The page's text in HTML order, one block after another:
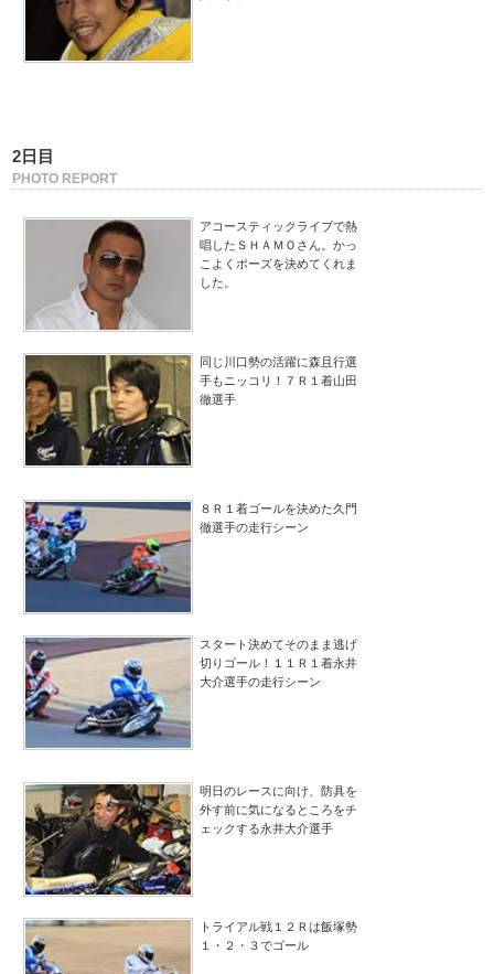
2日目
PHOTO REPORT
アコースティックライブで熱
唱したＳＨＡＭＯさん。かっ
こよくポーズを決めてくれま
した。
同じ川口勢の活躍に森且行選
手もニッコリ！７Ｒ１着山田
徹選手
８Ｒ１着ゴールを決めた久門
徹選手の走行シーン
スタート決めてそのまま逃げ
切りゴール！１１Ｒ１着永井
大介選手の走行シーン
明日のレースに向け、防具を
外す前に気になるところをチ
ェックする永井大介選手
トライアル戦１２Ｒは飯塚勢
１・２・３でゴール